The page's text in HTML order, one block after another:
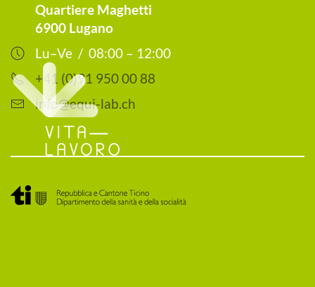
Quartiere Maghetti
6900 Lugano
Lu–Ve / 08:00 – 12:00
+41 (0)91 950 00 88
info@equi-lab.ch